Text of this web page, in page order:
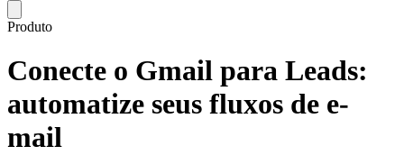
Produto
Conecte o Gmail para Leads:
automatize seus fluxos de e-
mail